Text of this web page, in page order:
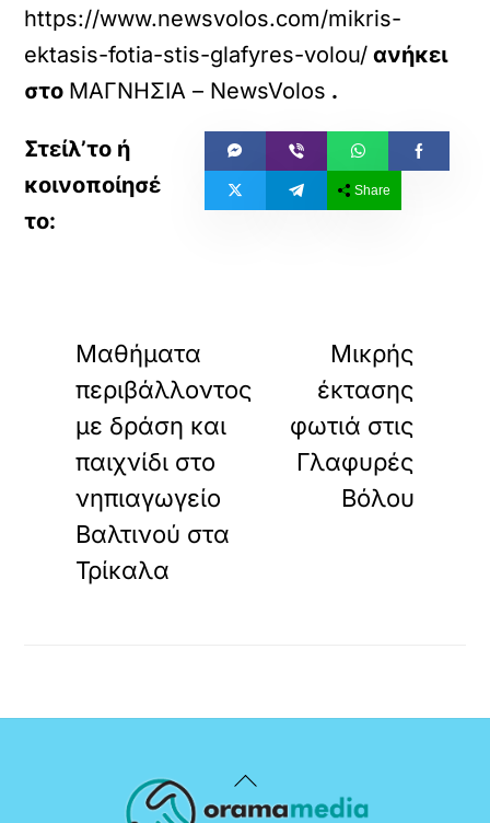
https://www.newsvolos.com/mikris-
ektasis-fotia-stis-glafyres-volou/ ανήκει
στο ΜΑΓΝΗΣΙΑ – NewsVolos .
Share
Μαθήματα
περιβάλλοντος
με δράση και
παιχνίδι στο
νηπιαγωγείο
Βαλτινού στα
Τρίκαλα
Μικρής
έκτασης
φωτιά στις
Γλαφυρές
Βόλου
Back
To